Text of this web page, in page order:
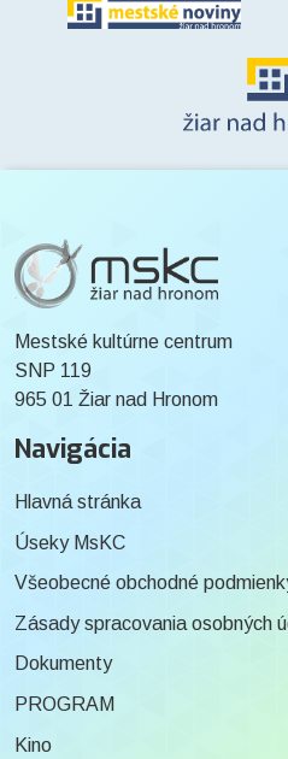
Mestské kultúrne centrum
SNP 119
965 01 Žiar nad Hronom
Navigácia
Hlavná stránka
Úseky MsKC
Všeobecné obchodné
Zásady spracovania osobných
Dokumenty
PROGRAM
Kino